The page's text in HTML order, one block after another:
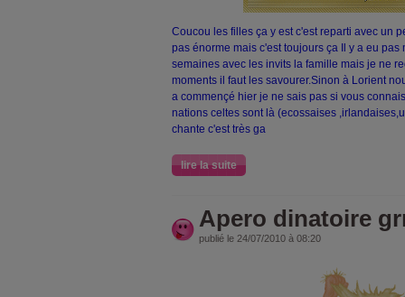
Coucou les filles ça y est c'est reparti avec un
pas énorme mais c'est toujours ça Il y a eu
semaines avec les invits la famille mais je ne
moments il faut les savourer.Sinon à Lorient
a commençé hier je ne sais pas si vous
nations celtes sont là (ecossaises
chante c'est très ga
lire la suite
Apero dinatoire
publié le 24/07/2010 à 08:20